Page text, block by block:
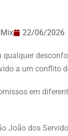
22/06/2026
a um conflito
em
João dos